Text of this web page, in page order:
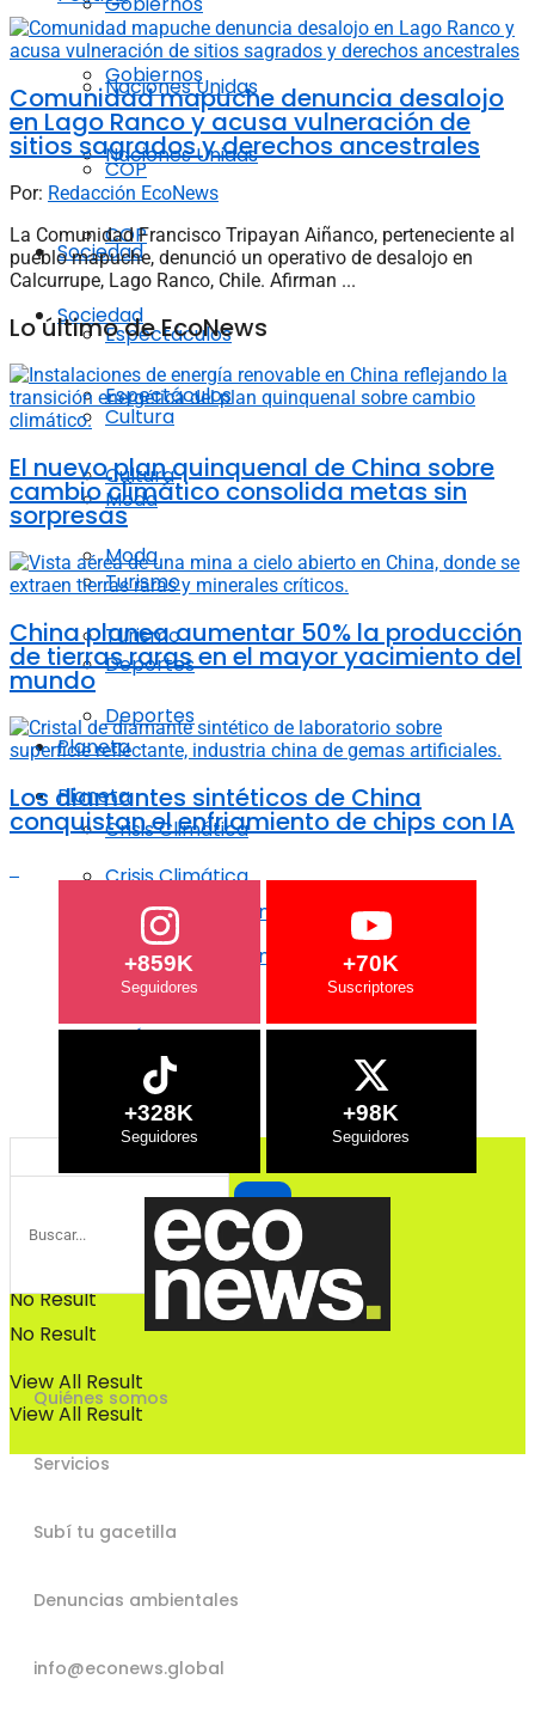
Naciones Unidas
COP
Sociedad
Espectáculos
Cultura
Moda
Turismo
Deportes
Planeta
Crisis Climática
Agricultura regenerativa
Océanos
Bosques
No Result
View All Result
Gobiernos
Naciones Unidas
COP
Sociedad
Espectáculos
Cultura
Moda
Turismo
Deportes
Planeta
Crisis Climática
Agricultura regenerativa
Océanos
Bosques
No Result
View All Result
Comunidad mapuche denuncia desalojo
en Lago Ranco y acusa vulneración de
sitios sagrados y derechos ancestrales
Por: Redacción EcoNews
La Comunidad Francisco Tripayan Aiñanco, perteneciente al
pueblo mapuche, denunció un operativo de desalojo en
Calcurrupe, Lago Ranco, Chile. Afirman ...
Lo último de EcoNews
El nuevo plan quinquenal de China sobre
cambio climático consolida metas sin
sorpresas
China planea aumentar 50% la producción
de tierras raras en el mayor yacimiento del
mundo
Los diamantes sintéticos de China
conquistan el enfriamiento de chips con IA
+859K +70K
+328K +98K
Quiénes somos
Servicios
Subí tu gacetilla
Denuncias ambientales
info@econews.global